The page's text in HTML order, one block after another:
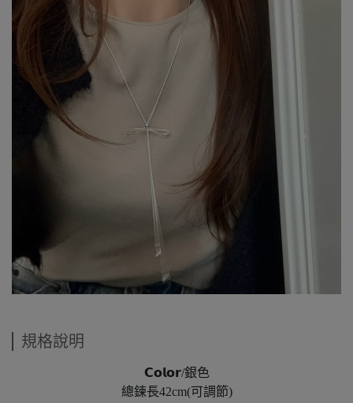
規格說明
𝗖𝗼𝗹𝗼𝗿/銀色
總鍊長42cm(可調節)